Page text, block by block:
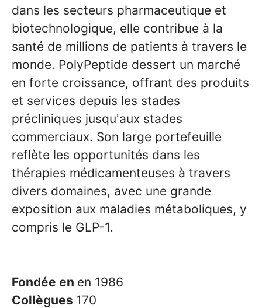
dans les secteurs pharmaceutique et
biotechnologique, elle contribue à la
santé de millions de patients à travers le
monde. PolyPeptide dessert un marché
en forte croissance, offrant des produits
et services depuis les stades
précliniques jusqu'aux stades
commerciaux. Son large portefeuille
reflète les opportunités dans les
thérapies médicamenteuses à travers
divers domaines, avec une grande
exposition aux maladies métaboliques, y
compris le GLP-1.
Fondée en en 1986
Collègues 170